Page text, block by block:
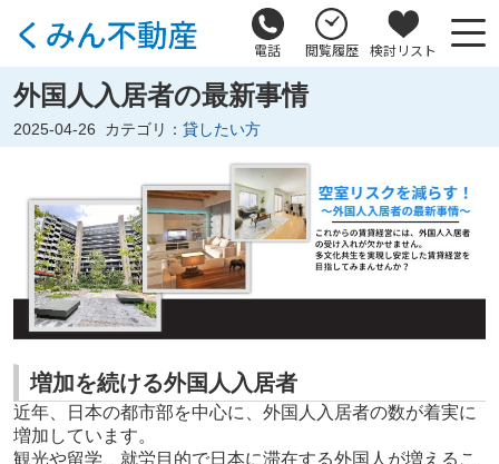
電話 閲覧履歴 検討リスト
外国人入居者の最新事情
2025-04-26 カテゴリ： 貸したい方
増加を続ける外国人入居者
近年、日本の都市部を中心に、外国人入居者の数が着実に
増加しています。
観光や留学、就労目的で日本に滞在する外国人が増えるこ